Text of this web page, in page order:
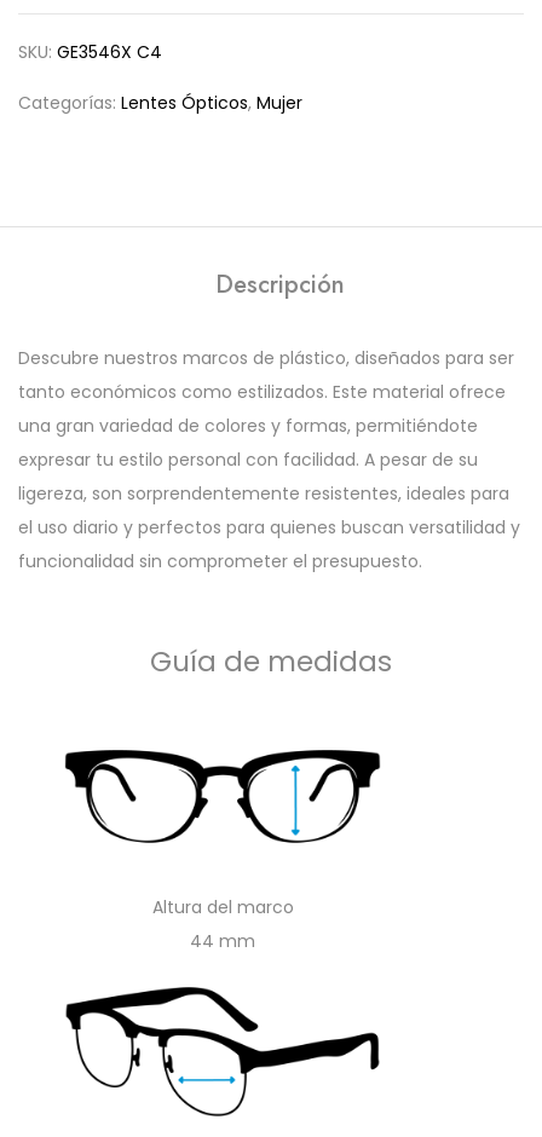
SKU: GE3546X C4
Categorías: Lentes Ópticos, Mujer
Descripción
Descubre nuestros marcos de plástico, diseñados para ser
tanto económicos como estilizados. Este material ofrece
una gran variedad de colores y formas, permitiéndote
expresar tu estilo personal con facilidad. A pesar de su
ligereza, son sorprendentemente resistentes, ideales para
el uso diario y perfectos para quienes buscan versatilidad y
funcionalidad sin comprometer el presupuesto.
Guía de medidas
Altura del marco
44